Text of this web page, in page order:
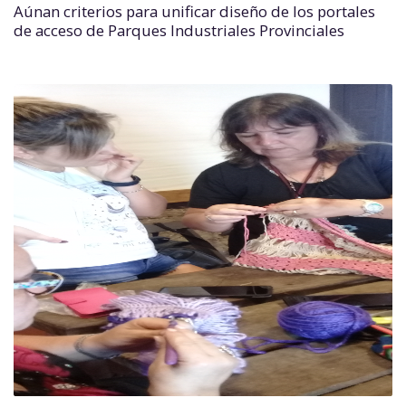
Aúnan criterios para unificar diseño de los portales
de acceso de Parques Industriales Provinciales